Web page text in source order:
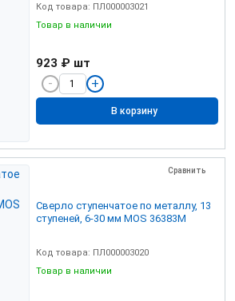
Код товара: ПЛ000003021
Товар в наличии
923 ₽ шт
В корзину
Сравнить
Сверло ступенчатое по металлу, 13
ступеней, 6-30 мм MOS 36383М
Код товара: ПЛ000003020
Товар в наличии